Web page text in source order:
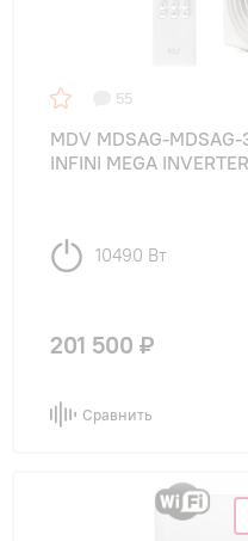
55
MDV MDSAG-
INFINI MEGA INVERTER
10490 Вт
201 500 ₽
Сравнить